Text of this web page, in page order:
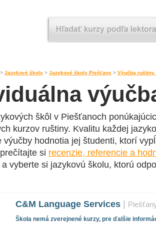
> Jazykové školy > Jazykové školy Piešťany > Výučba
škôl v Piešťanoch
kurzov ruštiny. Kvalitu každej
výučby hodnotia jej študenti, ktorí
si recenzie, referencie a
a vyberte si jazykovú školu, ktorú
C&M Language Services
Škola nemá zverejnené kurzy, pre ďalšie